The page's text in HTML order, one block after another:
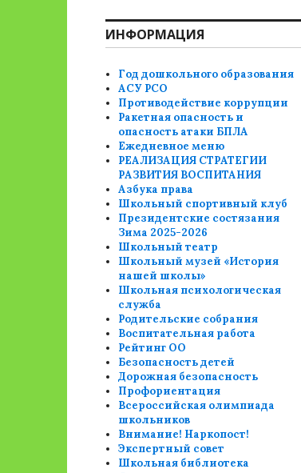
ИНФОРМАЦИЯ
Год дошкольного образования
АСУ РСО
Противодействие коррупции
Ракетная опасность и
опасность атаки БПЛА
Ежедневное меню
РЕАЛИЗАЦИЯ СТРАТЕГИИ
РАЗВИТИЯ ВОСПИТАНИЯ
Азбука права
Школьный спортивный клуб
Президентские состязания
Зима 2025-2026
Школьный театр
Школьный музей «История
нашей школы»
Школьная психологическая
служба
Родительские собрания
Воспитательная работа
Рейтинг ОО
Безопасность детей
Дорожная безопасность
Профориентация
Всероссийская олимпиада
школьников
Внимание! Наркопост!
Экспертный совет
Школьная библиотека